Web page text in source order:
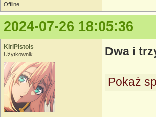
Offline
2024-07-26 18:05:36
KiriPistols
Użytkownik Dwa i
Pokaż